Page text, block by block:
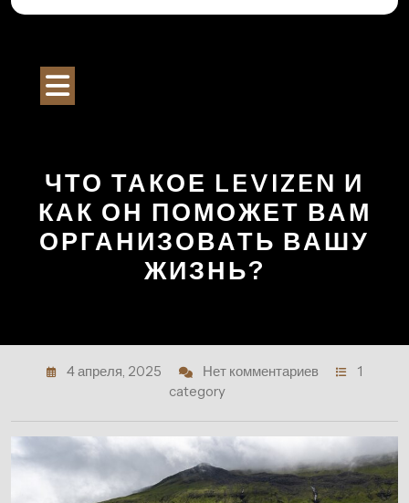
Перейти
ЧТО ТАКОЕ LEVIZEN И
КАК ОН ПОМОЖЕТ ВАМ
ОРГАНИЗОВАТЬ ВАШУ
ЖИЗНЬ?
4 апреля, 2025 Нет комментариев
1
category